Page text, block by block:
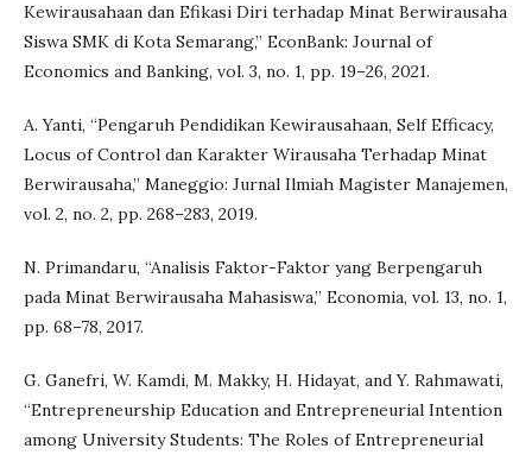
Kewirausahaan dan Efikasi Diri terhadap Minat Berwirausaha
Siswa SMK di Kota Semarang,” EconBank: Journal of
Economics and Banking, vol. 3, no. 1, pp. 19–26, 2021.
A. Yanti, “Pengaruh Pendidikan Kewirausahaan, Self Efficacy,
Locus of Control dan Karakter Wirausaha Terhadap Minat
Berwirausaha,” Maneggio: Jurnal Ilmiah Magister Manajemen,
vol. 2, no. 2, pp. 268–283, 2019.
N. Primandaru, “Analisis Faktor-Faktor yang Berpengaruh
pada Minat Berwirausaha Mahasiswa,” Economia, vol. 13, no. 1,
pp. 68–78, 2017.
G. Ganefri, W. Kamdi, M. Makky, H. Hidayat, and Y. Rahmawati,
“Entrepreneurship Education and Entrepreneurial Intention
among University Students: The Roles of Entrepreneurial